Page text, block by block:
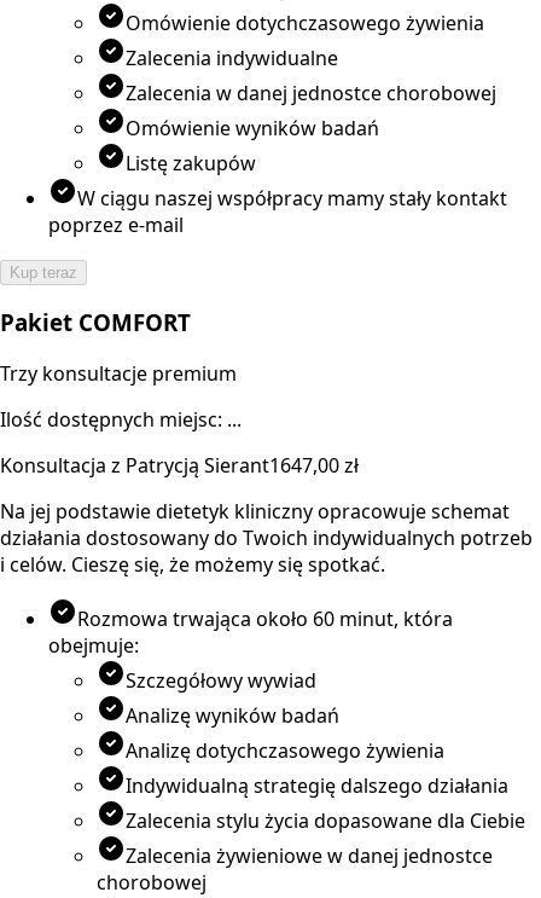
Omówienie dotychczasowego żywienia
Zalecenia indywidualne
Zalecenia w danej jednostce chorobowej
Omówienie wyników badań
Listę zakupów
W ciągu naszej współpracy mamy stały kontakt
poprzez e-mail
Kup teraz
Pakiet COMFORT
Trzy konsultacje premium
Ilość dostępnych miejsc: ...
Konsultacja z Patrycją Sierant1647,00 zł
Na jej podstawie dietetyk kliniczny opracowuje schemat
działania dostosowany do Twoich indywidualnych potrzeb
i celów. Cieszę się, że możemy się spotkać.
Rozmowa trwająca około 60 minut, która
obejmuje:
Szczegółowy wywiad
Analizę wyników badań
Analizę dotychczasowego żywienia
Indywidualną strategię dalszego działania
Zalecenia stylu życia dopasowane dla Ciebie
Zalecenia żywieniowe w danej jednostce
chorobowej